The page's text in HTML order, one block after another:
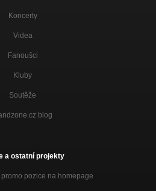
Koncerty
Videa
Fanoušci
Kluby
Soutěže
blog
a ostatní projekty
pozice na homepage